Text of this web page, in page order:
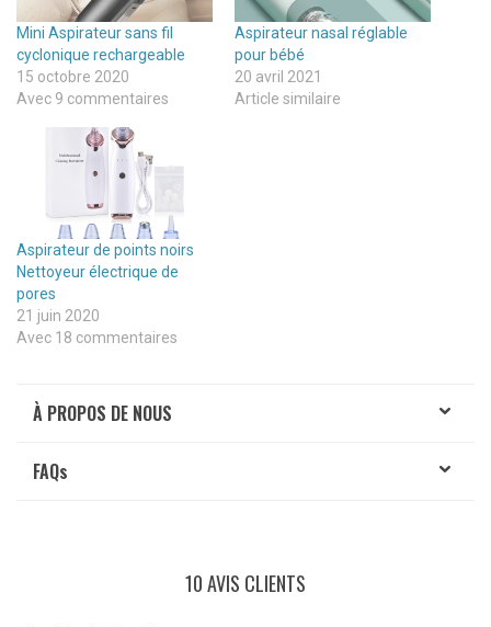
Mini Aspirateur sans fil
cyclonique rechargeable
15 octobre 2020
Avec 9 commentaires
Aspirateur nasal réglable
pour bébé
20 avril 2021
Article similaire
Aspirateur de points noirs
Nettoyeur électrique de
pores
21 juin 2020
Avec 18 commentaires
À PROPOS DE NOUS
FAQs
10 AVIS CLIENTS